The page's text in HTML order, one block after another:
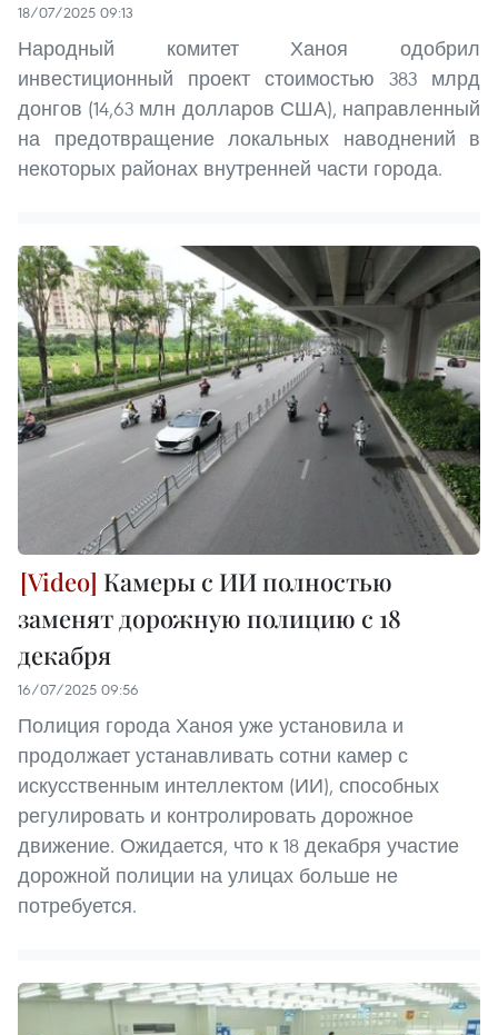
18/07/2025 09:13
Народный комитет Ханоя одобрил
инвестиционный проект стоимостью 383 млрд
донгов (14,63 млн долларов США), направленный
на предотвращение локальных наводнений в
некоторых районах внутренней части города.
Камеры с ИИ полностью
заменят дорожную полицию с 18
декабря
16/07/2025 09:56
Полиция города Ханоя уже установила и
продолжает устанавливать сотни камер с
искусственным интеллектом (ИИ), способных
регулировать и контролировать дорожное
движение. Ожидается, что к 18 декабря участие
дорожной полиции на улицах больше не
потребуется.